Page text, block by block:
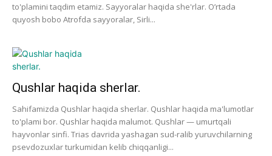
to'plamini taqdim etamiz. Sayyoralar haqida she'rlar. O’rtada
quyosh bobo Atrofda sayyoralar, Sirli...
Qushlar haqida sherlar.
Sahifamizda Qushlar haqida sherlar. Qushlar haqida ma'lumotlar
to'plami bor. Qushlar haqida malumot. Qushlar — umurtqali
hayvonlar sinfi. Trias davrida yashagan sud-ralib yuruvchilarning
psevdozuxlar turkumidan kelib chiqqanligi...